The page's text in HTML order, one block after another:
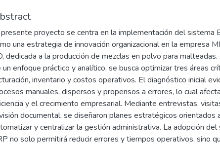
proyecto se centra en la implementación del sistema
una estrategia de innovación organizacional en la empresa
dedicada a la producción de mezclas en polvo para
un enfoque práctico y analítico, se busca optimizar tres áreas
inventario y costos operativos. El diagnóstico inicial
manuales, dispersos y propensos a errores, lo cual
y el crecimiento empresarial. Mediante entrevistas,
documental, se diseñaron planes estratégicos orientados
y centralizar la gestión administrativa. La adopción del
no solo permitirá reducir errores y tiempos operativos, sino